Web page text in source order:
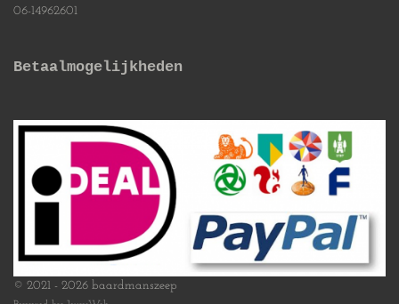
06-14962601
Betaalmogelijkheden
© 2021 - 2026 baardmanszeep